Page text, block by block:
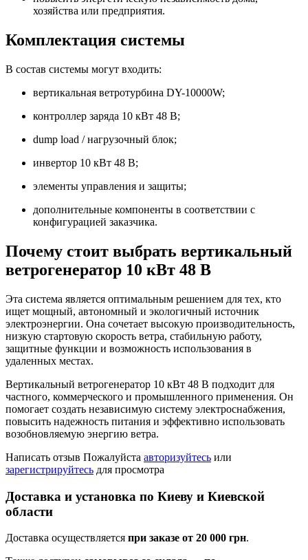
хозяйства или предприятия.
Комплектация системы
В состав системы могут входить:
вертикальная ветротурбина DY-10000W;
контроллер заряда 10 кВт 48 В;
dump load / нагрузочный блок;
инвертор 10 кВт 48 В;
элементы управления и защиты;
дополнительные компоненты в соответствии с
конфигурацией заказчика.
Почему стоит выбрать вертикальный
ветрогенератор 10 кВт 48 В
Эта система является оптимальным решением для тех, кто
ищет мощный, автономный и экологичный источник
электроэнергии. Она сочетает высокую производительность,
низкую стартовую скорость ветра, стабильную работу,
защитные функции и возможность использования в
удаленных местах.
Вертикальный ветрогенератор 10 кВт 48 В подходит для
частного, коммерческого и промышленного применения. Он
помогает создать независимую систему электроснабжения,
повысить надежность питания и эффективно использовать
возобновляемую энергию ветра.
Написать отзыв Пожалуйста авторизуйтесь или
зарегистрируйтесь для просмотра
Доставка и установка по Киеву и Киевской
области
Доставка осуществляется при заказе от 20 000 грн.